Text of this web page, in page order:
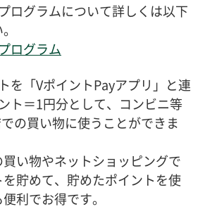
ログラムについて詳しくは以下
ログラム
を「VポイントPayアプリ」と連
ト＝1円分として、コンビニ等
の買い物に使うことができま
い物やネットショッピングで
貯めて、貯めたポイントを使
利でお得です。